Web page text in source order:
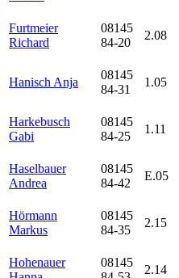
Furtmeier
Richard
08145
84-20
2.08
Hanisch Anja
08145
84-31
1.05
Harkebusch
Gabi
08145
84-25
1.11
Haselbauer
Andrea
08145
84-42
E.05
Hörmann
Markus
08145
84-35
2.15
Hohenauer
08145
2.14